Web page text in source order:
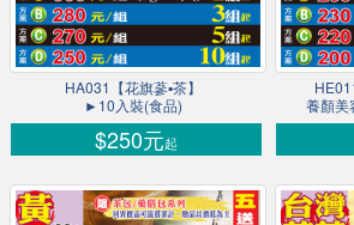
HA031【花旗蔘▪茶】
►10入裝(食品)
$250元起
養顏美